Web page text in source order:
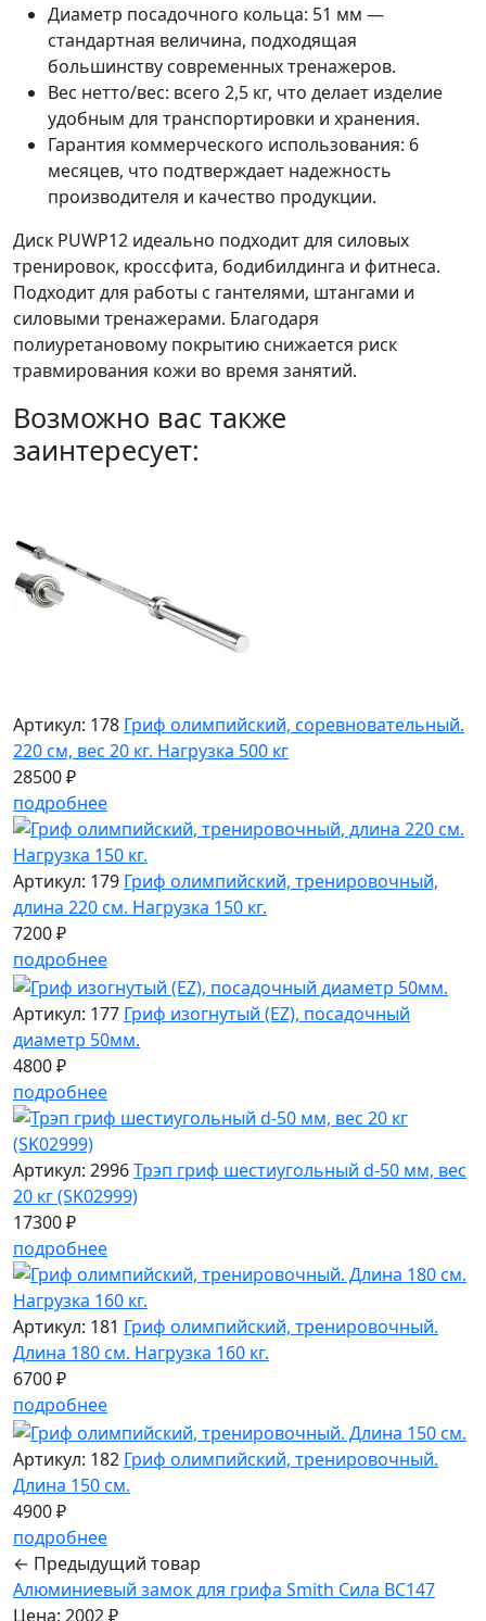
Диаметр посадочного кольца: 51 мм —
стандартная величина, подходящая
большинству современных тренажеров.
Вес нетто/вес: всего 2,5 кг, что делает изделие
удобным для транспортировки и хранения.
Гарантия коммерческого использования: 6
месяцев, что подтверждает надежность
производителя и качество продукции.
Диск PUWP12 идеально подходит для силовых
тренировок, кроссфита, бодибилдинга и фитнеса.
Подходит для работы с гантелями, штангами и
силовыми тренажерами. Благодаря
полиуретановому покрытию снижается риск
травмирования кожи во время занятий.
Возможно вас также
заинтересует:
Артикул: 178 Гриф олимпийский, соревновательный.
220 см, вес 20 кг. Нагрузка 500 кг
28500 ₽
подробнее
Артикул: 179 Гриф олимпийский, тренировочный,
длина 220 см. Нагрузка 150 кг.
7200 ₽
подробнее
Артикул: 177 Гриф изогнутый (EZ), посадочный
диаметр 50мм.
4800 ₽
подробнее
Артикул: 2996Трэп гриф шестиугольный d-50 мм, вес
20 кг (SK02999)
17300 ₽
подробнее
Артикул: 181 Гриф олимпийский, тренировочный.
Длина 180 см. Нагрузка 160 кг.
6700 ₽
подробнее
Артикул: 182 Гриф олимпийский, тренировочный.
Длина 150 см.
4900 ₽
подробнее
← Предыдущий товар
Алюминиевый замок для грифа Smith Сила BC147
Цена: 2002 ₽